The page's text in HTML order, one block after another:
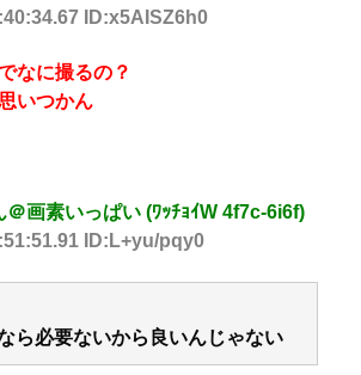
ID:x5AISZ6h0
なに撮るの？
いつかん
画素いっぱい (ﾜｯﾁｮｲW 4f7c-6i6f)
ID:L+yu/pqy0
ら必要ないから良いんじゃない